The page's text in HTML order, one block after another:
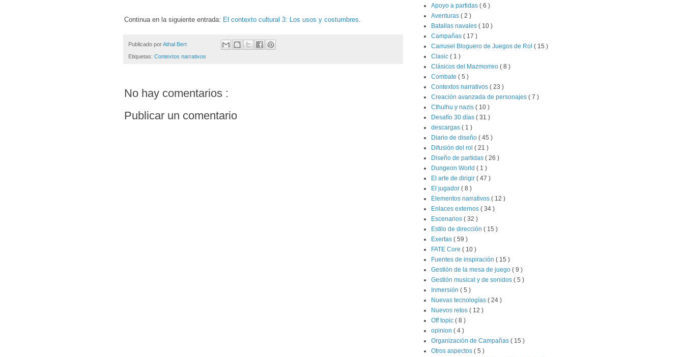
Continua en la siguiente entrada: El contexto cultural 3: Los usos y costumbres.
Publicado porAthal Bert
Etiquetas: Contextos narrativos
No hay comentarios :
Publicar un comentario
Apoyo a partidas ( 6 )
Aventuras ( 2 )
Batallas navales ( 10 )
Campañas ( 17 )
Carrusel Bloguero de Juegos de Rol ( 15 )
Clasic ( 1 )
Clásicos del Mazmorreo ( 8 )
Combate ( 5 )
Contextos narrativos ( 23 )
Creación avanzada de personajes ( 7 )
Cthulhu y nazis ( 10 )
Desafío 30 días ( 31 )
descargas ( 1 )
Diario de diseño ( 45 )
Difusión del rol ( 21 )
Diseño de partidas ( 26 )
Dungeon World ( 1 )
El arte de dirigir ( 47 )
El jugador ( 8 )
Elementos narrativos ( 12 )
Enlaces externos ( 34 )
Escenarios ( 32 )
Estilo de dirección ( 15 )
Exertas ( 59 )
FATE Core ( 10 )
Fuentes de inspiración ( 15 )
Gestión de la mesa de juego ( 9 )
Gestión musical y de sonidos ( 5 )
Inmersión ( 5 )
Nuevas tecnologías ( 24 )
Nuevos retos ( 12 )
Off topic ( 8 )
opinion ( 4 )
Organización de Campañas ( 15 )
Otros aspectos ( 5 )